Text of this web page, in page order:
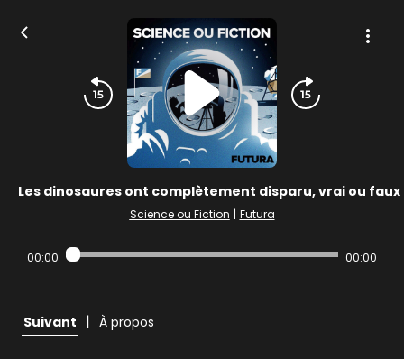
Les dinosaures ont complètement disparu, vrai ou faux
Science ou Fiction | Futura
00:00 00:00
Suivant | À propos